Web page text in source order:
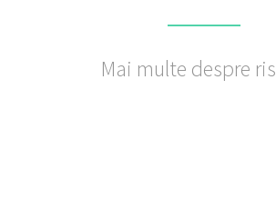
Mai multe despre